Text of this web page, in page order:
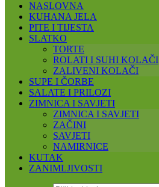
NASLOVNA
KUHANA JELA
PITE I TIJESTA
SLATKO
TORTE
ROLATI I SUHI KOLAČI
ZALIVENI KOLAČI
SUPE I ČORBE
SALATE I PRILOZI
ZIMNICA I SAVJETI
ZIMNICA I SAVJETI
ZAČINI
SAVJETI
NAMIRNICE
KUTAK
ZANIMLJIVOSTI